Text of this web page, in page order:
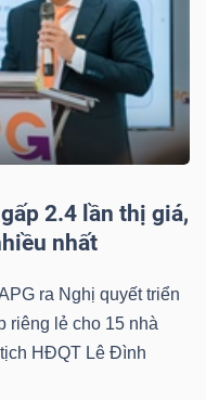
2.4 lần thị giá,
nhất
ra Nghị quyết triển
riêng lẻ cho 15 nhà
HĐQT Lê Đình